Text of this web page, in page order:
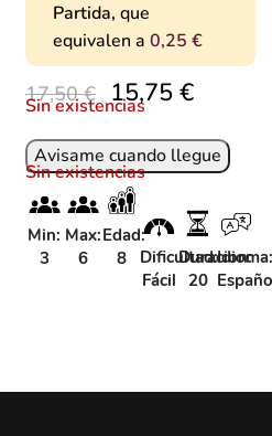
Partida, que
equivalen a 0,25 €
17,50€ 15,75 €
Sin existencias
Sin existencias
Min:
3
Max:
6
Edad:
8
Dificultad:
Fácil
Duracion:
20